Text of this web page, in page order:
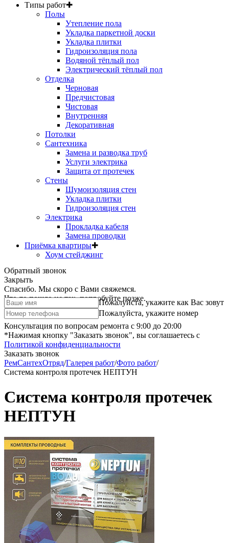
Типы работ✚
Полы
Утепление пола
Укладка паркетной доски
Укладка плитки
Гидроизоляция пола
Водяной тёплый пол
Электрический тёплый пол
Отделка
Черновая
Предчистовая
Чистовая
Внутренняя
Декоративная
Потолки
Сантехника
Замена и разводка труб
Услуги электрика
Защита от протечек
Стены
Шумоизоляция стен
Укладка плитки
Гидроизоляция стен
Электрика
Прокладка кабеля
Замена проводки
Приёмка квартиры✚
Хоум стейджинг
Обратный звонок
Закрыть
Спасибо. Мы скоро с Вами свяжемся.
Что-то пошло не так, попробуйте позже.Пожалуйста, укажите как Вас зовут
Пожалуйста, укажите номер
Консультация по вопросам ремонта с 9:00 до 20:00
*Нажимая кнопку "Заказать звонок", вы соглашаетесь с
Политикой конфиденциальности
Заказать звонок
РемСантехОтряд/Галерея работ/Фото работ/
Система контроля протечек НЕПТУН
Система контроля протечек
НЕПТУН